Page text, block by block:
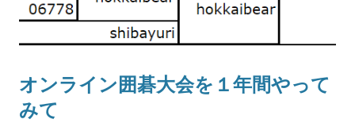
オンライン囲碁大会を１年間やって
みて